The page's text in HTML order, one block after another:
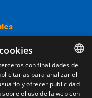
de venta
SPANISH
ENGLISH
con finalidades de
para analizar el
y ofrecer publicidad
el uso de la web con